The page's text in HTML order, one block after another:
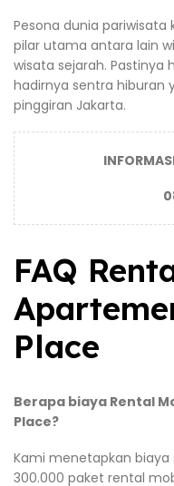
Pesona dunia
pilar utama antara lain
wisata sejarah.
hadirnya sentra hiburan
pinggiran Jakarta.
FAQ
Place
Berapa biaya Rental
Place?
Kami menetapkan biaya
300.000 paket rental